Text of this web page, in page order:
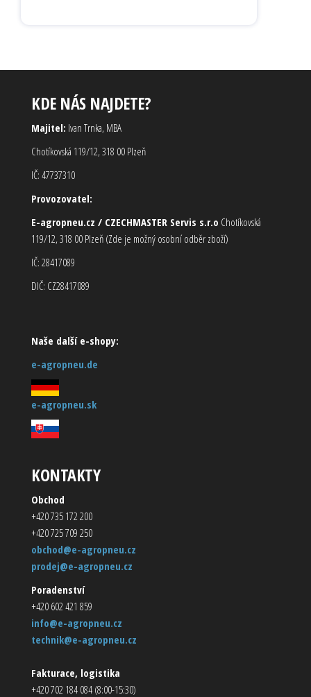
KDE NÁS NAJDETE?
Majitel: Ivan Trnka, MBA
Chotíkovská 119/12, 318 00 Plzeň
IČ: 47737310
Provozovatel:
E-agropneu.cz / CZECHMASTER Servis s.r.o Chotíkovská
119/12, 318 00 Plzeň (Zde je možný osobní odběr zboží)
IČ: 28417089
DIČ: CZ28417089
Naše další e-shopy:
e-agropneu.de
e-agropneu.sk
KONTAKTY
Obchod
+420 735 172 200
+420 725 709 250
obchod@e-agropneu.cz
prodej@e-agropneu.cz
Poradenství
+420 602 421 859
info@e-agropneu.cz
technik@e-agropneu.cz
Fakturace, logistika
+420 702 184 084 (8:00-15:30)